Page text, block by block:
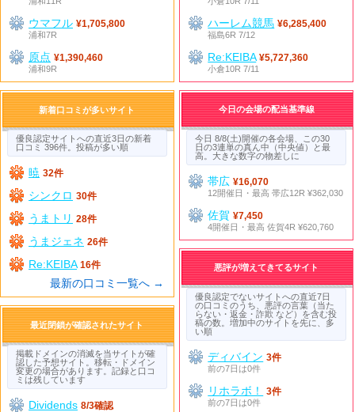
ウマフル ¥1,705,800
浦和7R
原点 ¥1,390,460
浦和9R
ハーレム競馬 ¥6,285,400
福島6R 7/12
Re:KEIBA ¥5,727,360
小倉10R 7/11
新着口コミが多いサイト
優良認定サイトへの直近3日の新着
口コミ 396件。投稿が多い順
暁 32件
シンクロ 30件
うまトリ 28件
うまジェネ 26件
Re:KEIBA 16件
最新の口コミ一覧へ →
今日の会場の配当基準線
今日 8/8(土)開催の各会場、この30
日の3連単の真ん中（中央値）と最
高。大きな数字の物差しに
帯広¥16,070
12開催日・最高 帯広12R ¥362,030
佐賀¥7,450
4開催日・最高 佐賀4R ¥620,760
悪評が増えてきてるサイト
優良認定でないサイトへの直近7日
の口コミのうち、悪評の言葉（当た
らない・返金・詐欺 など）を含む投
稿の数。増加中のサイトを先に、多
い順
ディバイン 3件
前の7日は0件
リホラボ！
3件
前の7日は0件
最近閉鎖が確認されたサイト
掲載ドメインの消滅を当サイトが確
認した予想サイト。移転・ドメイン
変更の場合があります。記録と口コ
ミは残しています
Dividends 8/3確認